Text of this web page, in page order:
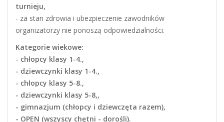
turnieju,
- za stan zdrowia i ubezpieczenie zawodników
organizatorzy nie ponoszą odpowiedzialności.
Kategorie wiekowe:
- chłopcy klasy 1-4.,
- dziewczynki klasy 1-4.,
- chłopcy klasy 5-8.,
- dziewczynki klasy 5-8,,
- gimnazjum (chłopcy i dziewczęta razem),
- OPEN (wszyscy chętni - dorośli).